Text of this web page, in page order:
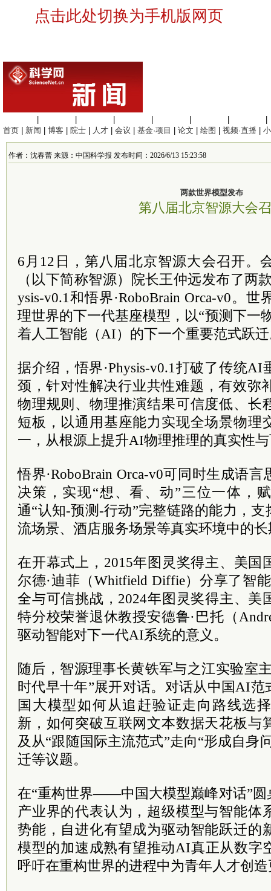
点击此处切换为手机版网页
首页
新闻 博客 院士 人才 会议 基金·项目 论文 绘图 视频·直播
作者：沈春蕾 来源：中国科学报 发布时间：2026/6/13 15:23:58
两款世界模型发布
第八届北京智源大会
6月12日，第八届北京智源大会召开。
（以下简称智源）院长王仲远发布了
ysis-v0.1和悟界·RoboBrain Orca-v0。
理世界的下一代基座模型，以“预测下一
着人工智能（AI）的下一个重要范式跃
据介绍，悟界·Physis-v0.1打破了传统
颈，针对性解决行业共性难题，有效弥
物理规则、物理推演结果可信度低、长
短板，以通用基座能力实现全场景物理
一，从根源上提升AI物理推理的真实性
悟界·RoboBrain Orca-v0可同时生成语
决策，实现“想、看、动”三位一体，
通“认知-预测-行动”完整链路的能力，
流场景、酒店服务场景等真实环境中的
在开幕式上，2015年图灵奖得主、美国
尔德·迪菲（Whitfield Diffie）分享了智
全与可信挑战，2024年图灵奖得主、美
特分校荣誉退休教授安德鲁·巴托（
驱动智能对下一代AI系统的意义。
随后，智源理事长黄铁军与之江实验室
时代早十年”展开对话。对话从中国AI范
国大模型如何从追赶验证走向路线选
新，如何突破互联网文本数据天花板与
及从“跟随国际主流范式”走向“形成自身
迁等议题。
在“重构世界——中国大模型巅峰对话”圆
产业界的代表认为，超级模型与智能体
势能，自进化有望成为驱动智能跃迁的
模型的加速成熟有望推动AI真正从数字
呼吁在重构世界的进程中为青年人才创